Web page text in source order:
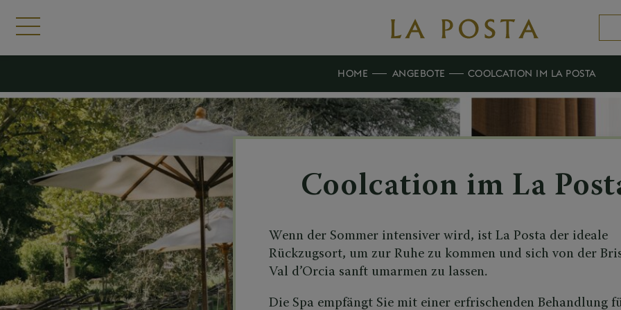
HOME ANGEBOTE COOLCATION IM LA POSTA
Coolcation im La
Wenn der Sommer intensiver wird, ist La Posta der ideale
Rückzugsort, um zur Ruhe zu kommen und sich von der
Val d’Orcia sanft umarmen zu lassen.
Die Spa empfängt Sie mit einer erfrischenden Behandlung